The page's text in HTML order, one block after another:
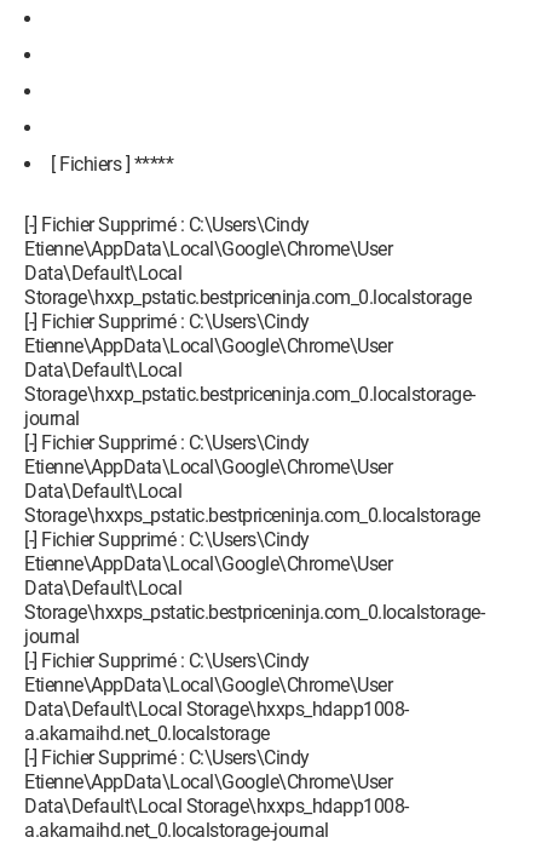
[ Fichiers ] *****
[-] Fichier Supprimé : C:\Users\Cindy
Etienne\AppData\Local\Google\Chrome\User
Data\Default\Local
Storage\hxxp_pstatic.bestpriceninja.com_0.localstorage
[-] Fichier Supprimé : C:\Users\Cindy
Etienne\AppData\Local\Google\Chrome\User
Data\Default\Local
Storage\hxxp_pstatic.bestpriceninja.com_0.localstorage-
journal
[-] Fichier Supprimé : C:\Users\Cindy
Etienne\AppData\Local\Google\Chrome\User
Data\Default\Local
Storage\hxxps_pstatic.bestpriceninja.com_0.localstorage
[-] Fichier Supprimé : C:\Users\Cindy
Etienne\AppData\Local\Google\Chrome\User
Data\Default\Local
Storage\hxxps_pstatic.bestpriceninja.com_0.localstorage-
journal
[-] Fichier Supprimé : C:\Users\Cindy
Etienne\AppData\Local\Google\Chrome\User
Data\Default\Local Storage\hxxps_hdapp1008-
a.akamaihd.net_0.localstorage
[-] Fichier Supprimé : C:\Users\Cindy
Etienne\AppData\Local\Google\Chrome\User
Data\Default\Local Storage\hxxps_hdapp1008-
a.akamaihd.net_0.localstorage-journal